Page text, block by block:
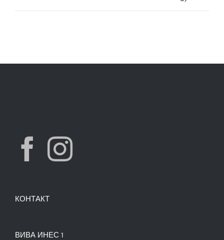
КОНТАКТ
ВИВА ИНЕС 1